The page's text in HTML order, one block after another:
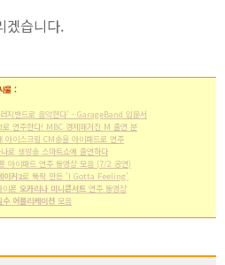
겠습니다.
물 :
밴드로 음악한다' - GarageBand 입문서
주한다! MBC 경제매거진 M 출연 분
이스크림 CM송을 아이패드로 연주
생방송 스마트쇼에 출연하다
이패드 연주 동영상 모음 (7/2 공연)
이커2로 뚝딱 만든 'I Gotta Feeling'
폰 오카리나 미니콘서트 연주 동영상
수 어플리케이션 모음